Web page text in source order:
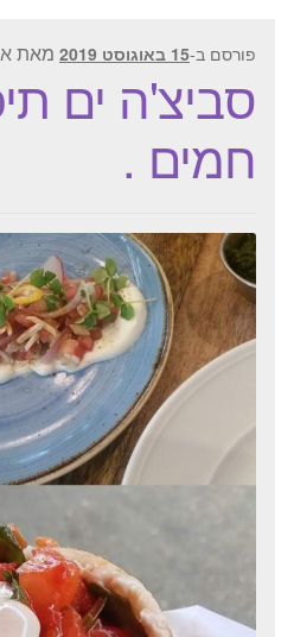
פורסם ב-15 באוגוסט 2019 מאת
סביצ'ה ים
חמים .